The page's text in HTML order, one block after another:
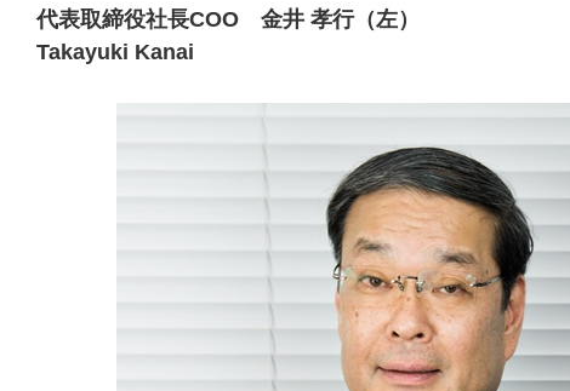
代表取締役社長COO 金井 孝行（左）
Takayuki Kanai